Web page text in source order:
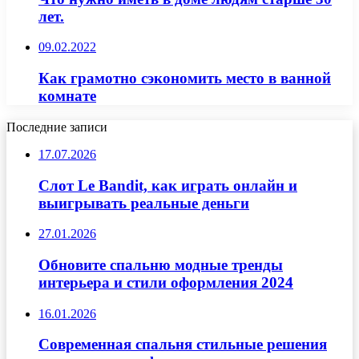
лет.
09.02.2022
Как грамотно сэкономить место в ванной
комнате
Последние записи
17.07.2026
Слот Le Bandit, как играть онлайн и
выигрывать реальные деньги
27.01.2026
Обновите спальню модные тренды
интерьера и стили оформления 2024
16.01.2026
Современная спальня стильные решения